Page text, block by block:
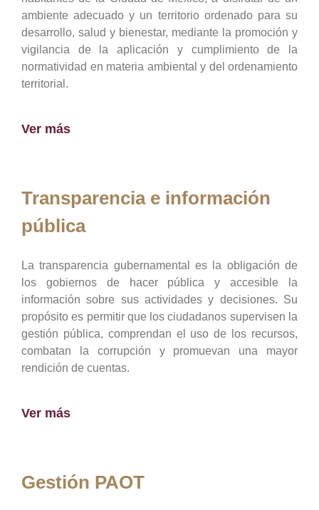
ambiente adecuado y un territorio ordenado para su
desarrollo, salud y bienestar, mediante la promoción y
vigilancia de la aplicación y cumplimiento de la
normatividad en materia ambiental y del ordenamiento
territorial.
Ver más
Transparencia e información
pública
La transparencia gubernamental es la obligación de
los gobiernos de hacer pública y accesible la
información sobre sus actividades y decisiones. Su
propósito es permitir que los ciudadanos supervisen la
gestión pública, comprendan el uso de los recursos,
combatan la corrupción y promuevan una mayor
rendición de cuentas.
Ver más
Gestión PAOT